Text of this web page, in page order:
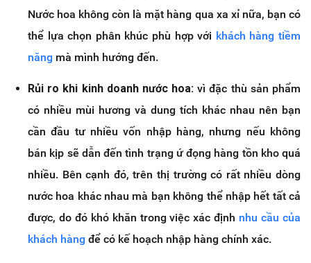
Nước hoa không còn là mặt hàng qua xa xỉ nữa, bạn có
thể lựa chọn phân khúc phù hợp với khách hàng tiềm
năng mà mình hướng đến.
Rủi ro khi kinh doanh nước hoa: vì đặc thù sản phẩm
có nhiều mùi hương và dung tích khác nhau nên bạn
cần đầu tư nhiều vốn nhập hàng, nhưng nếu không
bán kịp sẽ dẫn đến tình trạng ứ đọng hàng tồn kho quá
nhiều. Bên cạnh đó, trên thị trường có rất nhiều dòng
nước hoa khác nhau mà bạn không thể nhập hết tất cả
được, do đó khó khăn trong việc xác định nhu cầu của
khách hàng để có kế hoạch nhập hàng chính xác.